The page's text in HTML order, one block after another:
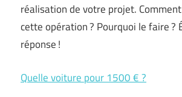
réalisation de votre projet.
cette opération ? Pourquoi le faire ?
réponse !
Quelle voiture pour 1500 € ?